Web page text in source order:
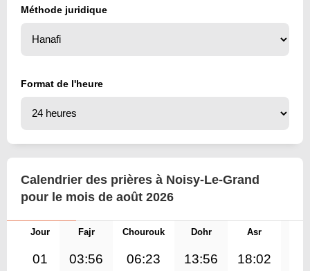
Méthode juridique
Format de l'heure
Calendrier des prières à Noisy-Le-Grand
pour le mois de août 2026
Jour Fajr Chourouk Dohr Asr
01 03:56 06:23 13:56 18:02